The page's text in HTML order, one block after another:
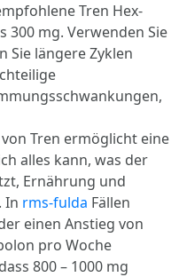
Tren Hex-
300 mg. Verwenden Sie
Sie längere Zyklen
Tren ermöglicht eine
alles kann, was der
Ernährung und
In rms-fulda Fällen
einen Anstieg von
pro Woche
800 – 1000 mg